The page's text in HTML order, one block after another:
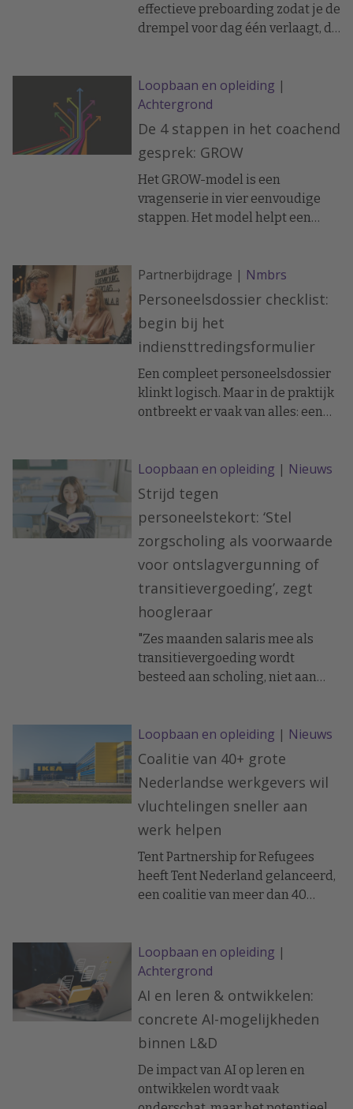
effectieve preboarding zodat je de
drempel voor dag één verlaagt, de
Loopbaan en opleiding |
Achtergrond
De 4 stappen in het coachend
gesprek: GROW
Het GROW-model is een
vragenserie in vier eenvoudige
stappen. Het model helpt een
manier te laten verlopen.
Partnerbijdrage | Nmbrs
Personeelsdossier checklist:
begin bij het
indiensttredingsformulier
Een compleet personeelsdossier
klinkt logisch. Maar in de praktijk
ontbreekt er vaak van alles: een
een bijtelling of
pensioenformulier. Een compleet
personeelsdossier klinkt logisch.
Maar in de praktijk ontbreekt er
vaak van alles: een kopie van het
ID, een handtekening onder het
contract, een bijtelling of
pensioenformulier. Voor HR
betekent dat zoeken, mailen en
wachten… terwijl de klok doortikt.
Loopbaan en opleiding | Nieuws
Strijd tegen
personeelstekort: ‘Stel
zorgscholing als voorwaarde
voor ontslagvergunning of
transitievergoeding’, zegt
hoogleraar
"Zes maanden salaris mee als
transitievergoeding wordt
besteed aan scholing, niet aan
Loopbaan en opleiding | Nieuws
Coalitie van 40+ grote
Nederlandse werkgevers wil
vluchtelingen sneller aan
werk helpen
Tent Partnership for Refugees
heeft Tent Nederland gelanceerd,
een coalitie van meer dan 40
Vebego, die vluchtelingen sneller
aan werk helpen. Uitbreiding
naar België volgt eind 2025.
Loopbaan en opleiding |
Achtergrond
AI en leren & ontwikkelen:
concrete AI-mogelijkheden
binnen L&D
De impact van AI op leren en
ontwikkelen wordt vaak